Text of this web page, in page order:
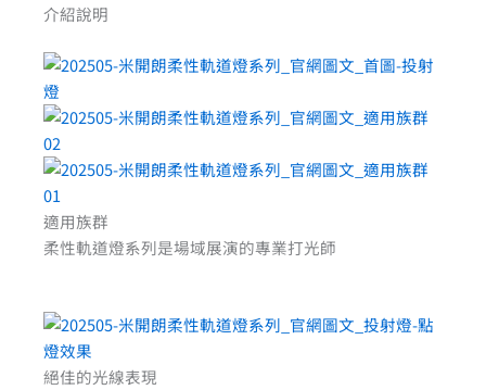
介紹說明
適用族群
柔性軌道燈系列是場域展演的專業打光師
絕佳的光線表現